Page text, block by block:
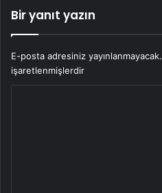
Bir yanıt yazın
E-posta adresiniz yayınlanmayacak.
işaretlenmişlerdir